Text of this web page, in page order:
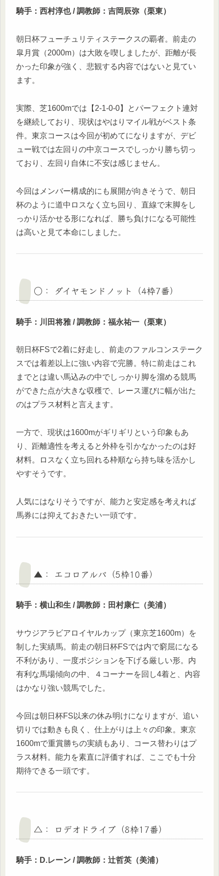
騎手：西村淳也 / 調教師：吉岡辰弥（栗東）
朝日杯フューチュリティステークスの覇者。前走の
皐月賞（2000m）は大敗を喫しましたが、距離が長
かった印象が強く、悲観する内容ではないと見てい
ます。
実際、芝1600mでは【2-1-0-0】とパーフェクト連対
を継続しており、現状はやはりマイル戦がベスト条
件。東京コースは今回が初めてになりますが、デビ
ュー戦では左回りの中京コースでしっかり勝ち切っ
ており、左回り自体に不安は感じません。
今回はメンバー構成的にも展開が向きそうで、朝日
杯のように道中ロスなく立ち回り、直線で末脚をし
っかり活かせる形になれば、勝ち負けになる可能性
は高いと見て本命にしました。
○： ダイヤモンドノット（4枠7番）
騎手：川田将雅 / 調教師：福永祐一（栗東）
朝日杯FSで2着に好走し、前走のファルコンステーク
スでは着差以上に強い内容で完勝。特に前走はこれ
までとは違い馬込みの中でしっかり脚を溜める競馬
ができた点が大きな収穫で、レース運びに幅が出た
のはプラス材料と言えます。
一方で、現状は1600mがギリギリという印象もあ
り、距離適性を考えると外枠を引かなかったのは好
材料。ロスなく立ち回れる枠順なら持ち味を活かし
やすそうです。
人気にはなりそうですが、能力と安定感を考えれば
馬券には抑えておきたい一頭です。
▲： エコロアルバ（5枠10番）
騎手：横山和生 / 調教師：田村康仁（美浦）
サウジアラビアロイヤルカップ（東京芝1600m）を
制した実績馬。前走の朝日杯FSでは内で窮屈になる
不利があり、一度ポジションを下げる厳しい形。内
有利な馬場傾向の中、４コーナーを回し4着と、内容
はかなり強い競馬でした。
今回は朝日杯FS以来の休み明けになりますが、追い
切りでは動きも良く、仕上がりは上々の印象。東京
1600mで重賞勝ちの実績もあり、コース替わりはプ
ラス材料。能力を素直に評価すれば、ここでも十分
期待できる一頭です。
△： ロデオドライブ（8枠17番）
騎手：D.レーン / 調教師：辻哲英（美浦）